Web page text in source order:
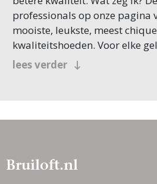
professionals op onze pagina
mooiste, leukste, meest
kwaliteitshoeden. Voor elke
lees verder
Bruiloft.nl